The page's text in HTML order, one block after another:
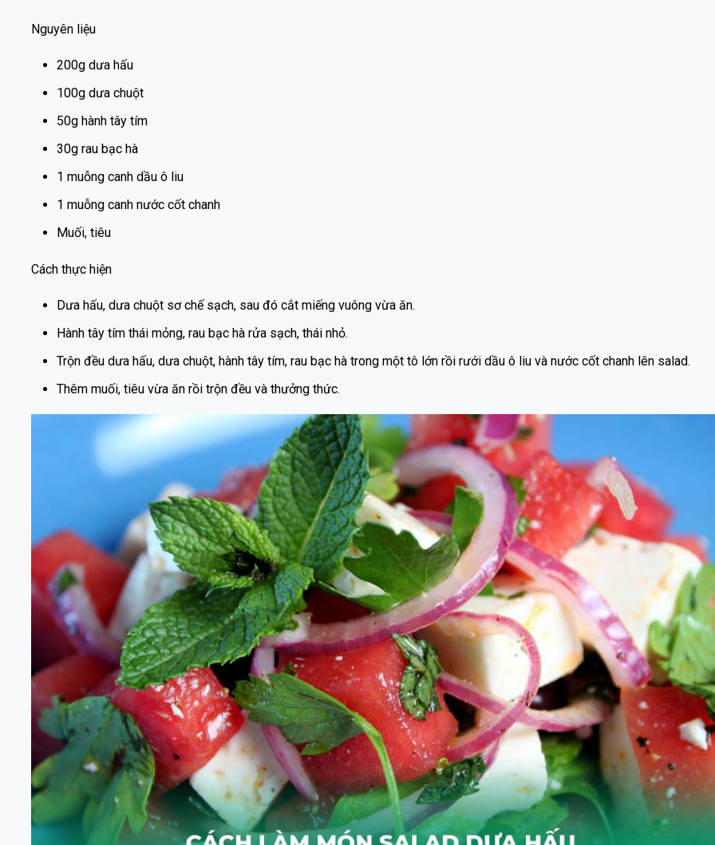
Nguyên liệu
200g dưa hấu
100g dưa chuột
50g hành tây tím
30g rau bạc hà
1 muỗng canh dầu ô liu
1 muỗng canh nước cốt chanh
Muối, tiêu
Cách thực hiện
Dưa hấu, dưa chuột sơ chế sạch, sau đó cắt miếng vuông vừa ăn.
Hành tây tím thái mỏng, rau bạc hà rửa sạch, thái nhỏ.
Trộn đều dưa hấu, dưa chuột, hành tây tím, rau bạc hà trong một tô lớn rồi rưới dầu ô liu và nước cốt chanh lên salad.
Thêm muối, tiêu vừa ăn rồi trộn đều và thưởng thức.